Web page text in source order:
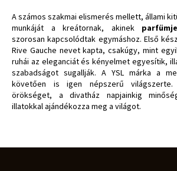
A számos szakmai elismerés mellett, állami
munkáját a kreátornak, akinek
szorosan kapcsolódtak egymáshoz. Első
Rive Gauche nevet kapta, csakúgy, mint
ruhái az eleganciát és kényelmet egyesítik,
szabadságot sugallják. A YSL márka a
követően is igen népszerű
örökséget, a divatház napjainkig
illatokkal ajándékozza meg a világot.